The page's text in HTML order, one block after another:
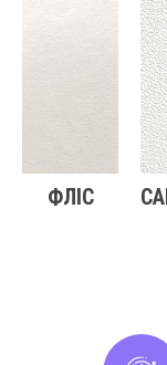
ФЛІС